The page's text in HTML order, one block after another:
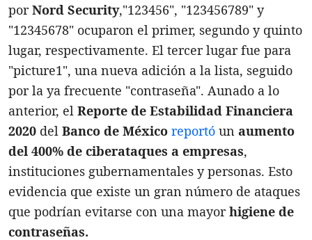
porNord Security,"123456", "123456789" y
"12345678" ocuparon el primer, segundo y quinto
lugar, respectivamente. El tercer lugar fue para
"picture1", una nueva adición a la lista, seguido
por la ya frecuente "contraseña". Aunado a lo
anterior, el Reporte de Estabilidad Financiera
2020 del Banco de México reportó un aumento
del 400% de ciberataques a empresas,
instituciones gubernamentales y personas. Esto
evidencia que existe un gran número de ataques
que podrían evitarse con una mayorhigiene de
contraseñas.